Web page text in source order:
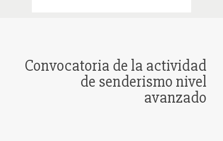
Convocatoria de la actividad
de senderismo nivel
avanzado